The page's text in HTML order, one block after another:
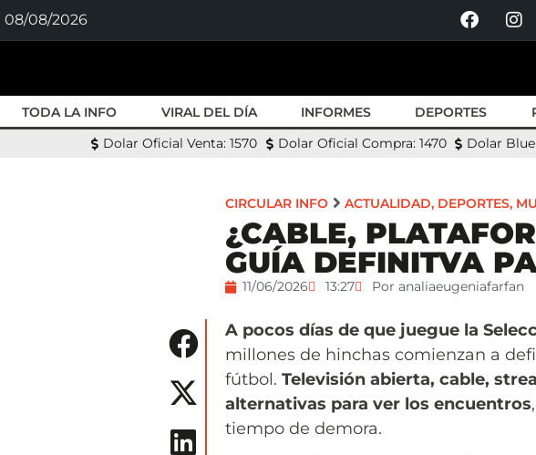
08/08/2026
TODA LA INFO VIRAL DEL DÍA INFORMES DEPORTES
Dolar Oficial Venta: 1570
Dolar Oficial Compra: 1470 Dolar Blue
CIRCULAR INFO ACTUALIDAD, DEPORTES,
¿CABLE,
GUÍA DEFINITVA
11/06/2026 13:27 Por analiaeugeniafarfan
A pocos días de que juegue la
millones de hinchas comienzan a
fútbol. Televisión abierta, cable,
alternativas para ver los encuentros
tiempo de demora.